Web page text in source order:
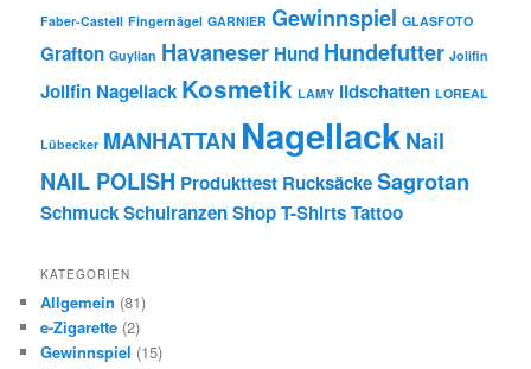
Faber-Castell Fingernägel GARNIER Gewinnspiel GLASFOTO
Grafton Guylian Havaneser Hund Hundefutter Jolifin
Jolifin Nagellack Kosmetik LAMY lidschatten LOREAL
Lübecker MANHATTAN NagellackNail
NAIL POLISH Produkttest RucksäckeSagrotan
SchmuckSchulranzenShopT-ShirtsTattoo
KATEGORIEN
Allgemein (81)
e-Zigarette (2)
Gewinnspiel (15)